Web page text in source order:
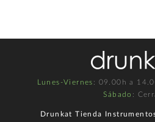
Lunes-Viernes : 09.00h a
Sábado :
Drunkat Tienda